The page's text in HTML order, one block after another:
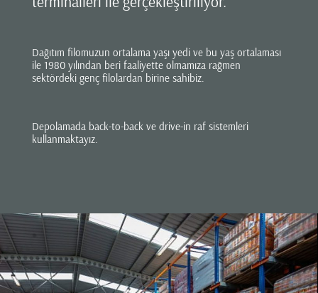
Dağıtım filomuzun ortalama yaşı yedi ve bu yaş ortalaması
ile 1980 yılından beri faaliyette olmamıza rağmen
sektördeki genç filolardan birine sahibiz.
Depolamada back-to-back ve drive-in raf sistemleri
kullanmaktayız.